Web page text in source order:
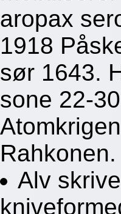
aropax
1918
sør 1643.
sone 22-
Rahkonen.
Alv